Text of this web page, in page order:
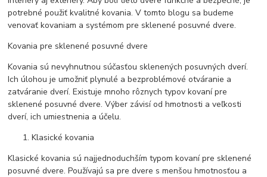
potrebné použiť kvalitné kovania. V tomto blogu sa budeme
venovať kovaniam a systémom pre sklenené posuvné dvere.
Kovania pre sklenené posuvné dvere
Kovania sú nevyhnutnou súčasťou sklenených posuvných dverí.
Ich úlohou je umožniť plynulé a bezproblémové otváranie a
zatváranie dverí. Existuje mnoho rôznych typov kovaní pre
sklenené posuvné dvere. Výber závisí od hmotnosti a veľkosti
dverí, ich umiestnenia a účelu.
Klasické kovania
Klasické kovania sú najjednoduchším typom kovaní pre sklenené
posuvné dvere. Používajú sa pre dvere s menšou hmotnosťou a